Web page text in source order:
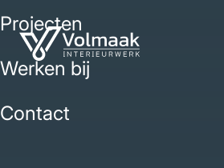
Projecten
Werken bij
Contact